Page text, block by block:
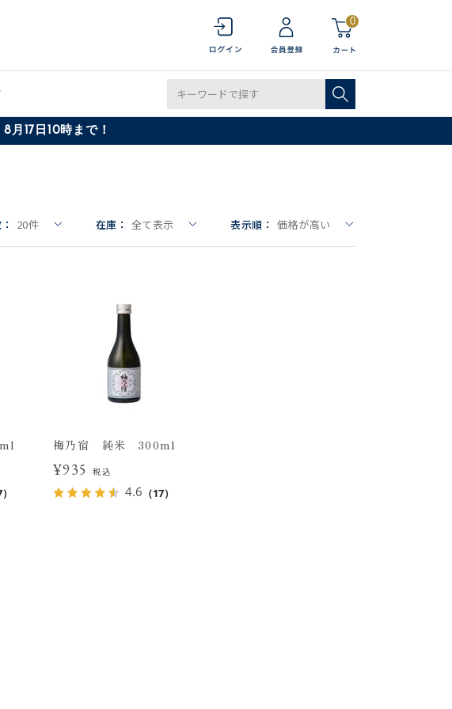
0
月17日10時まで！
20件 在庫： 全て表示 表示順： 価格が高い
梅乃宿 純米 300ml
¥935 税込
4.6 （17）